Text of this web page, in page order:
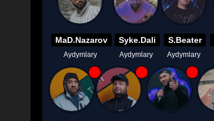
MaD.Nazarov
Aydymlary
Syke.Dali
Aydymlary
S.Beater
Aydymlary